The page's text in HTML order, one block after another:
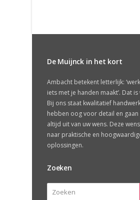
De Muijnck in het kort
Ambacht betekent letterlijk:
iets met je handen maakt’. Dat
Bij ons staat kwalitatief
hebben oog voor detail en
altijd uit van uw wens. Deze
naar praktische en
oplossingen.
Zoeken